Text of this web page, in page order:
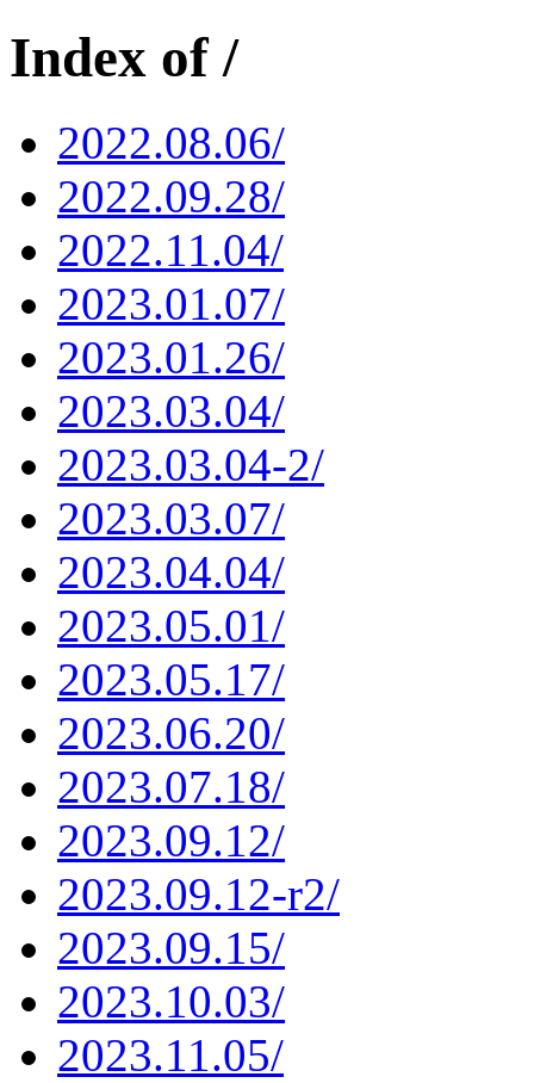
Index of /
2022.08.06/
2022.09.28/
2022.11.04/
2023.01.07/
2023.01.26/
2023.03.04/
2023.03.04-2/
2023.03.07/
2023.04.04/
2023.05.01/
2023.05.17/
2023.06.20/
2023.07.18/
2023.09.12/
2023.09.12-r2/
2023.09.15/
2023.10.03/
2023.11.05/